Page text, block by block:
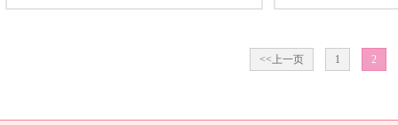
<<上一页 1 2